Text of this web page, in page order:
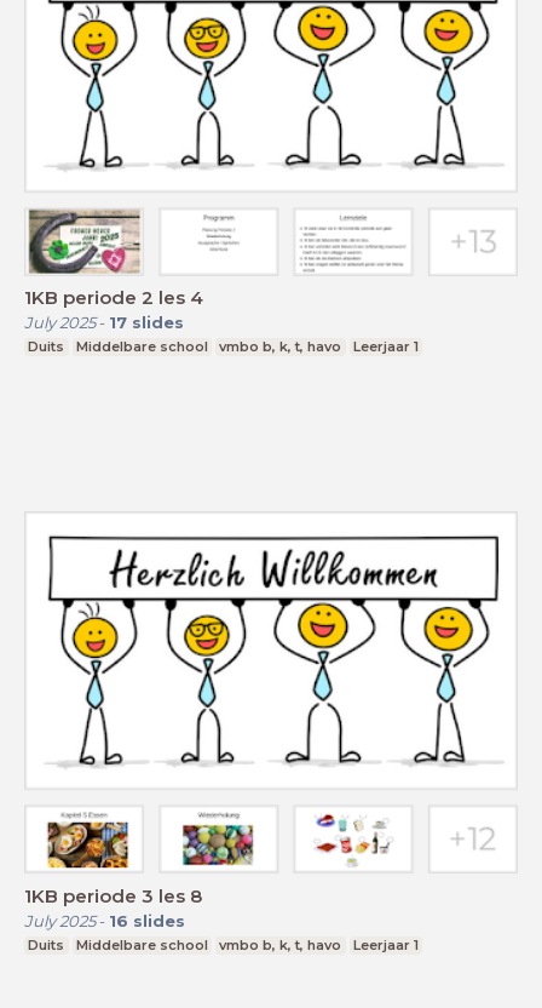
1KB periode 2 les 4
July 2025- 17 slides
Duits Middelbare school vmbo b, k, t, havo Leerjaar 1
1KB periode 3 les 8
July 2025- 16 slides
Duits Middelbare school vmbo b, k, t, havo Leerjaar 1